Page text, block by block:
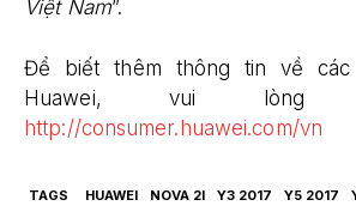
Việt Nam”.
Để biết thêm thông tin về các
Huawei, vui lòng
http://consumer.huawei.com/vn
TAGS HUAWEI NOVA 2I Y3 2017 Y5 2017